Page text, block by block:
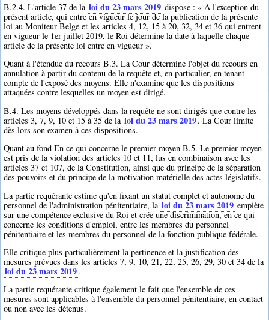
B.2.4. L'article 37 de la loi du 23 mars 2019 dispose : « A l'exception du
présent article, qui entre en vigueur le jour de la publication de la présente
loi au Moniteur Belge et les articles 4, 12, 15 à 20, 32, 34 et 36 qui entrent
en vigueur le 1er juillet 2019, le Roi détermine la date à laquelle chaque
article de la présente loi entre en vigueur ».
Quant à l'étendue du recours B.3. La Cour détermine l'objet du recours en
annulation à partir du contenu de la requête et, en particulier, en tenant
compte de l'exposé des moyens. Elle n'examine que les dispositions
attaquées contre lesquelles un moyen est dirigé.
B.4. Les moyens développés dans la requête ne sont dirigés que contre les
articles 3, 7, 9, 10 et 15 à 35 de la loi du 23 mars 2019. La Cour limite
dès lors son examen à ces dispositions.
Quant au fond En ce qui concerne le premier moyen B.5. Le premier moyen
est pris de la violation des articles 10 et 11, lus en combinaison avec les
articles 37 et 107, de la Constitution, ainsi que du principe de la séparation
des pouvoirs et du principe de la motivation matérielle des actes législatifs.
La partie requérante estime qu'en fixant un statut complet et autonome du
personnel de l'administration pénitentiaire, la loi du 23 mars 2019 empiète
sur une compétence exclusive du Roi et crée une discrimination, en ce qui
concerne les conditions d'emploi, entre les membres du personnel
pénitentiaire et les membres du personnel de la fonction publique fédérale.
Elle critique plus particulièrement la pertinence et la justification des
mesures prévues dans les articles 7, 9, 10, 21, 22, 25, 26, 29, 30 et 34 de la
loi du 23 mars 2019.
La partie requérante critique également le fait que l'ensemble de ces
mesures sont applicables à l'ensemble du personnel pénitentiaire, en contact
ou non avec les détenus.